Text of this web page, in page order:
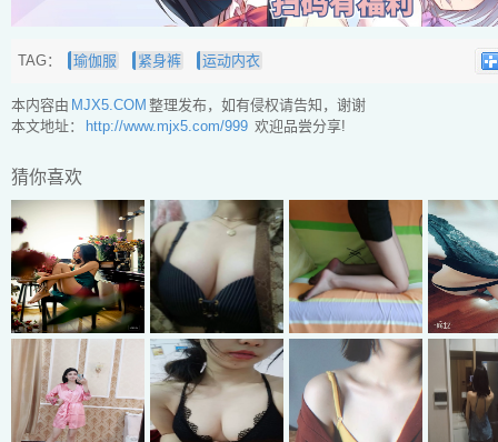
TAG： 瑜伽服 紧身裤 运动内衣
本内容由 MJX5.COM 整理发布，如有侵权请告知，谢谢
本文地址：
http://www.mjx5.com/999 欢迎品尝分享!
猜你喜欢